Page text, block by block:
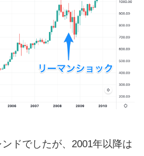
ドでしたが、2001年以降は